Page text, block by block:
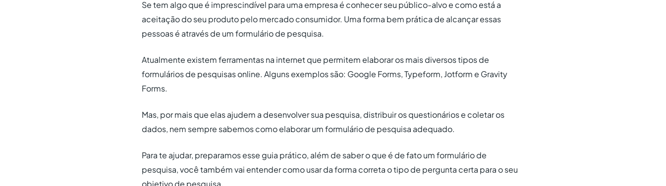
Se tem algo que é imprescindível para uma empresa é conhecer seu público-alvo e como está a
aceitação do seu produto pelo mercado consumidor. Uma forma bem prática de alcançar essas
pessoas é através de um formulário de pesquisa.
Atualmente existem ferramentas na internet que permitem elaborar os mais diversos tipos de
formulários de pesquisas online. Alguns exemplos são: Google Forms, Typeform, Jotform e Gravity
Forms.
Mas, por mais que elas ajudem a desenvolver sua pesquisa, distribuir os questionários e coletar os
dados, nem sempre sabemos como elaborar um formulário de pesquisa adequado.
Para te ajudar, preparamos esse guia prático, além de saber o que é de fato um formulário de
pesquisa, você também vai entender como usar da forma correta o tipo de pergunta certa para o seu
objetivo de pesquisa.